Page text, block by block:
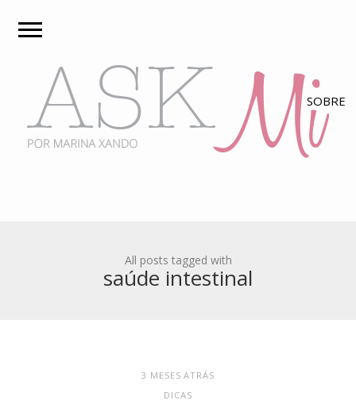
All posts tagged with
saúde intestinal
3 MESES ATRÁS
DICAS